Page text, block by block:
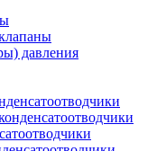
давления